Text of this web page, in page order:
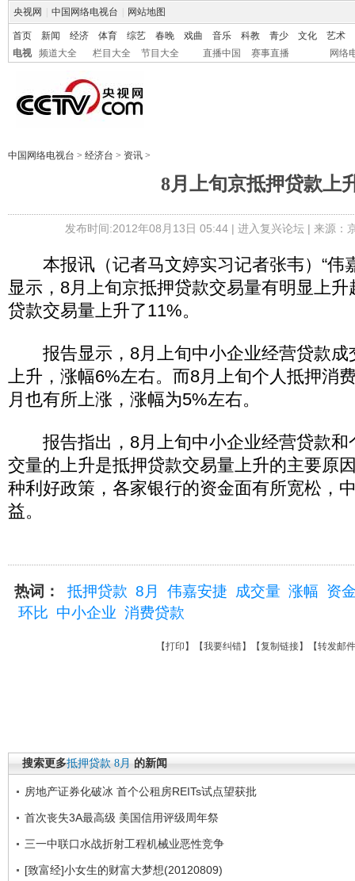
央视网 中国网络电视台 网站地图
首页 新闻 经济 体育 综艺 春晚 戏曲 音乐 科教 青少 文化
艺术
电视
频道大全 栏目大全 节目大全 直播中国 赛事直播 网络
中国网络电视台 > 经济台 > 资讯 >
8月上旬京抵押贷款上
发布时间:2012年08月13日 05:44 | 进入复兴论坛| 来源：
本报讯（记者马文婷实习记者张韦）“伟
显示，8月上旬京抵押贷款交易量有明显上
贷款交易量上升了11%。
报告显示，8月上旬中小企业经营贷款成
上升，涨幅6%左右。而8月上旬个人抵押消
月也有所上涨，涨幅为5%左右。
报告指出，8月上旬中小企业经营贷款和
交量的上升是抵押贷款交易量上升的主要原
种利好政策，各家银行的资金面有所宽松，
益。
热词： 抵押贷款 8月 伟嘉安捷 成交量 涨幅 资
环比 中小企业 消费贷款
【打印 】【我要纠错】【复制链接】【转发邮件
搜索更多抵押贷款 8月 的新闻
房地产证券化破冰 首个公租房REITs试点望获批
首次丧失3A最高级 美国信用评级周年祭
三一中联口水战折射工程机械业恶性竞争
[致富经]小女生的财富大梦想(20120809)